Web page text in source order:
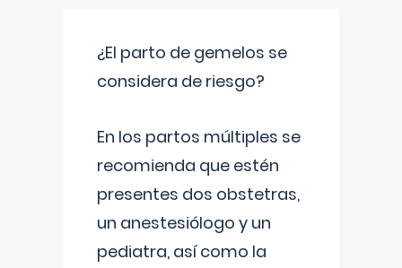
¿El parto de gemelos se
considera de riesgo?
En los partos múltiples se
recomienda que estén
presentes dos obstetras,
un anestesiólogo y un
pediatra, así como la